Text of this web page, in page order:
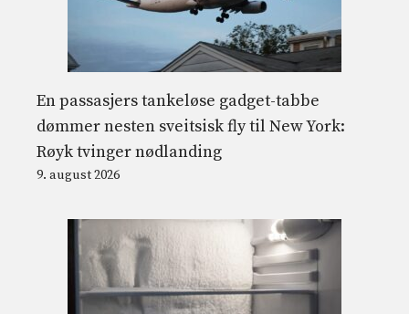
En passasjers tankeløse gadget-tabbe
dømmer nesten sveitsisk fly til New York:
Røyk tvinger nødlanding
9. august 2026